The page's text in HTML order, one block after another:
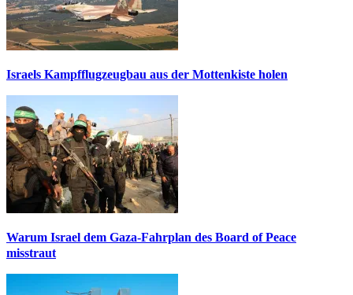
Israels Kampfflugzeugbau aus der Mottenkiste holen
Warum Israel dem Gaza-Fahrplan des Board of Peace
misstraut